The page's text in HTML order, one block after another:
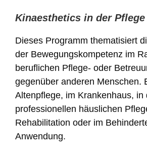
Kinaesthetics in der Pflege
Dieses Programm thematisiert
der Bewegungskompetenz im
beruflichen Pflege- oder
gegenüber anderen Menschen.
Altenpflege, im Krankenhaus, in
professionellen häuslichen
Rehabilitation oder im
Anwendung.